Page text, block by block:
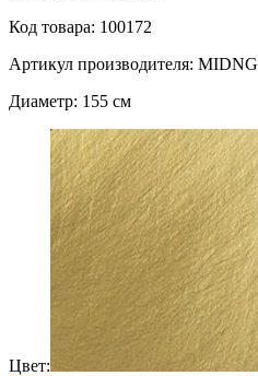
Код товара: 100172
Артикул производителя: MIDNG
Диаметр: 155 см
Цвет: